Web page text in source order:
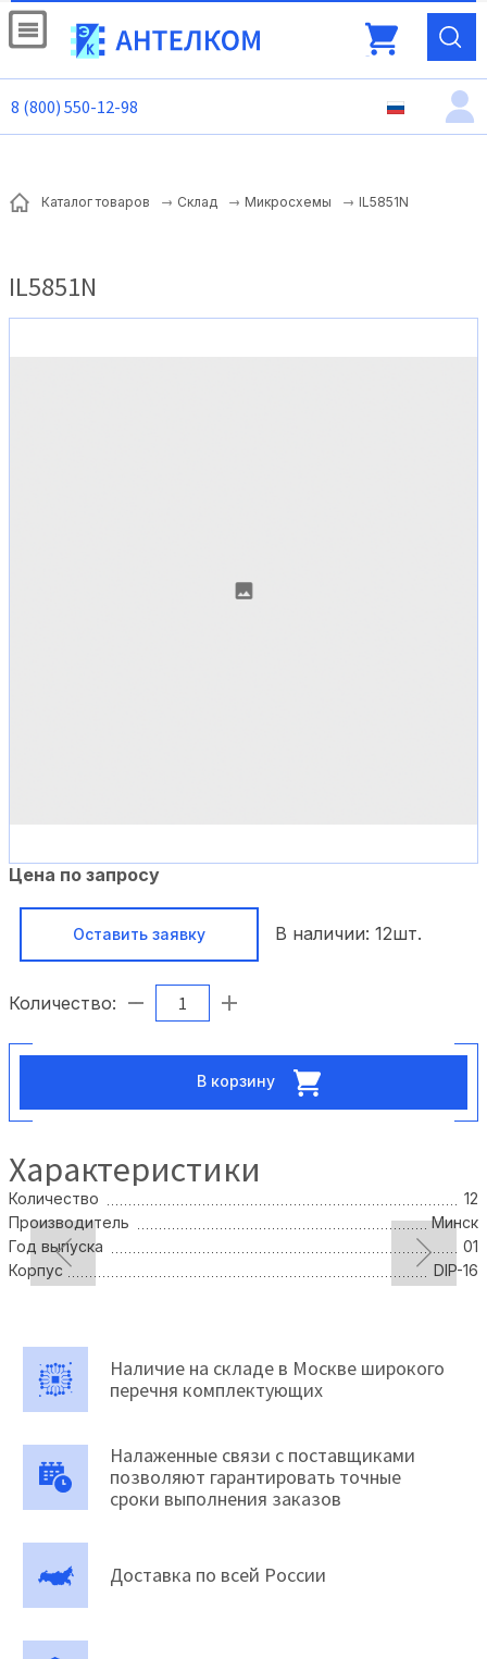
8 (800) 550-12-98
Каталог товаров Склад Микросхемы IL5851N
IL5851N
Цена по запросу
Оставить заявку В наличии: 12шт.
Количество:
В корзину
Характеристики
Количество
12
Производитель
Минск
Год выпуска
01
Корпус
DIP-16
Наличие на складе в Москве широкого
перечня комплектующих
Налаженные связи с поставщиками
позволяют гарантировать точные
сроки выполнения заказов
Доставка по всей России